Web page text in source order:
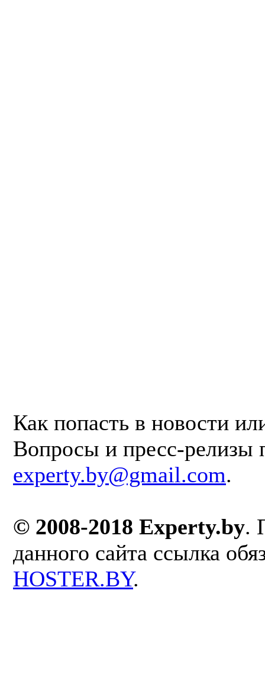
Как попасть в новости
Вопросы и пресс-релизы
experty.by@gmail.com.
© 2008-2018 Experty.by.
данного сайта ссылка
HOSTER.BY.